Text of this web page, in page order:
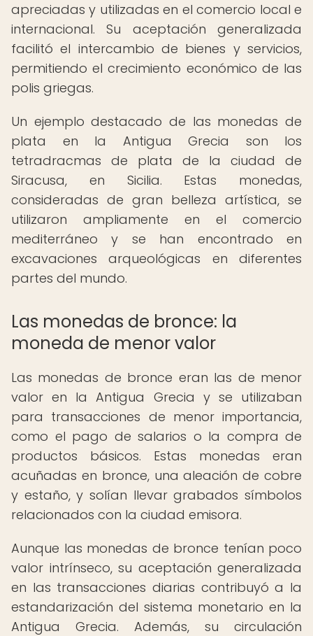
apreciadas y utilizadas en el comercio local e
internacional. Su aceptación generalizada
facilitó el intercambio de bienes y servicios,
permitiendo el crecimiento económico de las
polis griegas.
Un ejemplo destacado de las monedas de
plata en la Antigua Grecia son los
tetradracmas de plata de la ciudad de
Siracusa, en Sicilia. Estas monedas,
consideradas de gran belleza artística, se
utilizaron ampliamente en el comercio
mediterráneo y se han encontrado en
excavaciones arqueológicas en diferentes
partes del mundo.
Las monedas de bronce: la
moneda de menor valor
Las monedas de bronce eran las de menor
valor en la Antigua Grecia y se utilizaban
para transacciones de menor importancia,
como el pago de salarios o la compra de
productos básicos. Estas monedas eran
acuñadas en bronce, una aleación de cobre
y estaño, y solían llevar grabados símbolos
relacionados con la ciudad emisora.
Aunque las monedas de bronce tenían poco
valor intrínseco, su aceptación generalizada
en las transacciones diarias contribuyó a la
estandarización del sistema monetario en la
Antigua Grecia. Además, su circulación